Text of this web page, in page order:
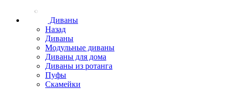
Диваны
Назад
Диваны
Модульные диваны
Диваны для дома
Диваны из ротанга
Пуфы
Скамейки